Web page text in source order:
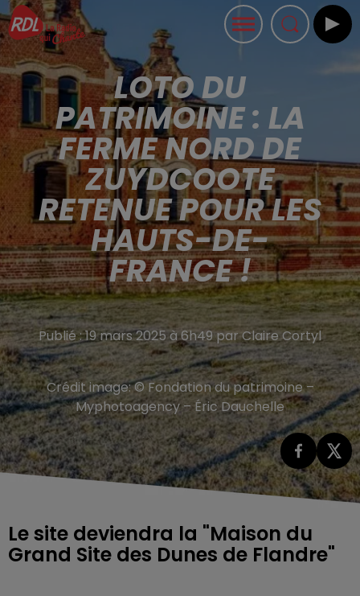
LOTO DU
PATRIMOINE : LA
FERME NORD DE
ZUYDCOOTE
RETENUE POUR LES
HAUTS-DE-
FRANCE !
Publié : 19 mars 2025 à 6h49 par Claire Cortyl
Crédit image:© Fondation du patrimoine –
Myphotoagency – Éric Dauchelle
Le site deviendra la "Maison du
Grand Site des Dunes de Flandre"